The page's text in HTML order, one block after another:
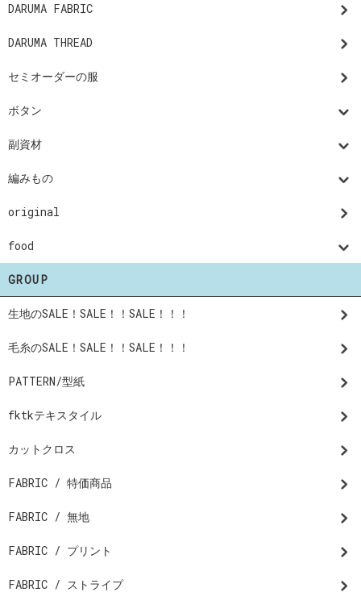
DARUMA FABRIC
DARUMA THREAD
セミオーダーの服
ボタン
副資材
編みもの
original
food
GROUP
生地のSALE！SALE！！SALE！！！
毛糸のSALE！SALE！！SALE！！！
PATTERN/型紙
fktkテキスタイル
カットクロス
FABRIC / 特価商品
FABRIC / 無地
FABRIC / プリント
FABRIC / ストライプ